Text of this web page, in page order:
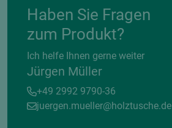
Haben Sie Fragen
zum Produkt?
Ich helfe Ihnen gerne weiter
Jürgen Müller
+49 2992 9790-36
juergen.mueller@holztusche.de